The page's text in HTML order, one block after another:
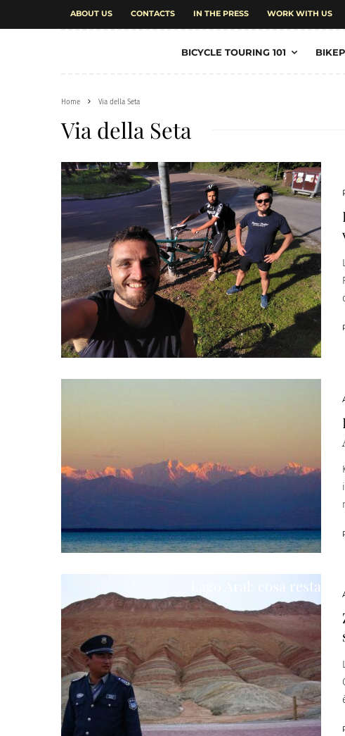
ABOUT US CONTACTS IN THE PRESS WORK WITH US
BICYCLE TOURING 101
Home Via della Seta
Via della Seta
Lago Aral: cosa resta